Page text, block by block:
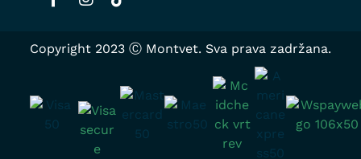
Copyright 2023 Ⓒ Montvet. Sva prava zadržana.